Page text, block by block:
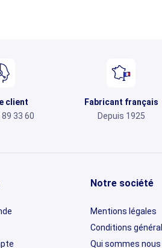
client
33 60
Fabricant français
Depuis 1925
Notre société
Mentions légales
Conditions
Qui sommes nous